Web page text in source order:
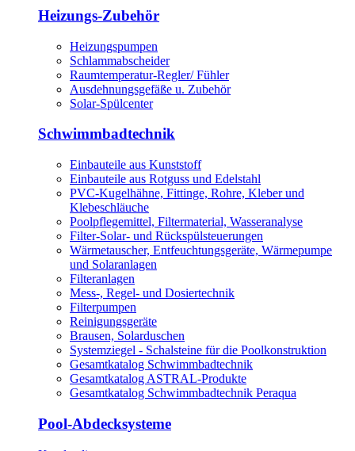
Heizungs-Zubehör
Heizungspumpen
Schlammabscheider
Raumtemperatur-Regler/ Fühler
Ausdehnungsgefäße u. Zubehör
Solar-Spülcenter
Schwimmbadtechnik
Einbauteile aus Kunststoff
Einbauteile aus Rotguss und Edelstahl
PVC-Kugelhähne, Fittinge, Rohre, Kleber und
Klebeschläuche
Poolpflegemittel, Filtermaterial, Wasseranalyse
Filter-Solar- und Rückspülsteuerungen
Wärmetauscher, Entfeuchtungsgeräte, Wärmepumpe
und Solaranlagen
Filteranlagen
Mess-, Regel- und Dosiertechnik
Filterpumpen
Reinigungsgeräte
Brausen, Solarduschen
Systemziegel - Schalsteine für die Poolkonstruktion
Gesamtkatalog Schwimmbadtechnik
Gesamtkatalog ASTRAL-Produkte
Gesamtkatalog Schwimmbadtechnik Peraqua
Pool-Abdecksysteme